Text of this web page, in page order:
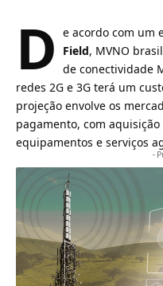
D e acordo com um
Field, MVNO
de conectividade
redes 2G e 3G terá um
projeção envolve os
pagamento, com
equipamentos e serviços
-